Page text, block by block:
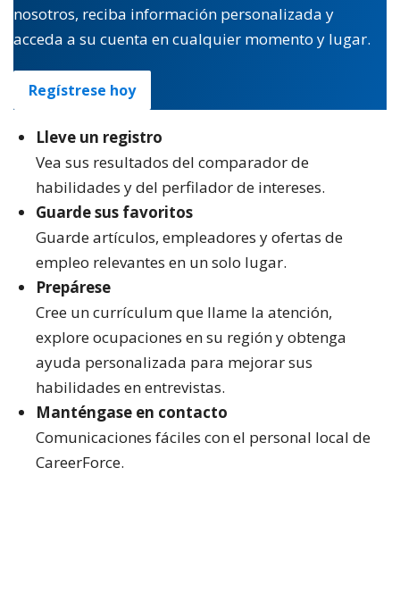
nosotros, reciba información personalizada y
acceda a su cuenta en cualquier momento y lugar.
Regístrese hoy
Lleve un registro
Vea sus resultados del comparador de
habilidades y del perfilador de intereses.
Guarde sus favoritos
Guarde artículos, empleadores y ofertas de
empleo relevantes en un solo lugar.
Prepárese
Cree un currículum que llame la atención,
explore ocupaciones en su región y obtenga
ayuda personalizada para mejorar sus
habilidades en entrevistas.
Manténgase en contacto
Comunicaciones fáciles con el personal local de
CareerForce.